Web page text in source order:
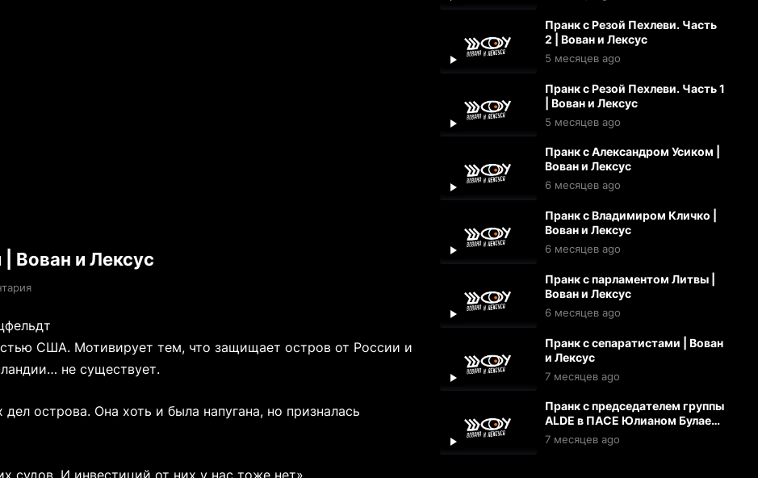
Вован и Лексус
США. Мотивирует тем, что защищает остров от России и
не существует.
острова. Она хоть и была напугана, но призналась
Пранк с Резой Пехлеви. Часть
2 | Вован и Лексус
5 месяцев ago
Пранк с Резой Пехлеви. Часть 1
| Вован и Лексус
5 месяцев ago
Пранк с Александром Усиком |
Вован и Лексус
6 месяцев ago
Пранк с Владимиром Кличко |
Вован и Лексус
6 месяцев ago
Пранк с парламентом Литвы |
Вован и Лексус
6 месяцев ago
Пранк с сепаратистами | Вован
и Лексус
7 месяцев ago
Пранк с председателем группы
ALDE в ПАСЕ Юлианом Булаем.
Часть 2
7 месяцев ago